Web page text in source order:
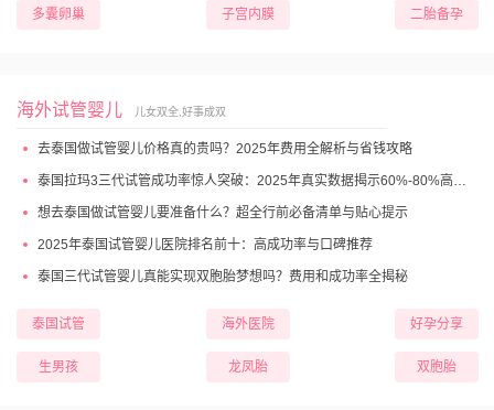
多囊卵巢 子宫内膜 二胎备孕
海外试管婴儿 儿女双全,好事成双
去泰国做试管婴儿价格真的贵吗？2025年费用全解析与省钱攻略
泰国拉玛3三代试管成功率惊人突破：2025年真实数据揭示60%-80%高成功妊娠率
想去泰国做试管婴儿要准备什么？超全行前必备清单与贴心提示
2025年泰国试管婴儿医院排名前十：高成功率与口碑推荐
泰国三代试管婴儿真能实现双胞胎梦想吗？费用和成功率全揭秘
泰国试管 海外医院 好孕分享
生男孩 龙凤胎 双胞胎